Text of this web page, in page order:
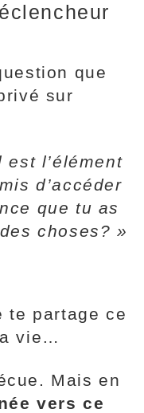
que
sur
l’élément
d’accéder
que tu as
choses? »
te partage ce
vie…
Mais en
vers ce